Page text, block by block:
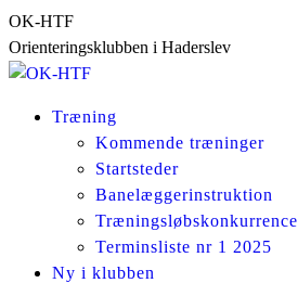
Skip
to
content
OK-HTF
Orienteringsklubben i Haderslev
Træning
Kommende træninger
Startsteder
Banelæggerinstruktion
Træningsløbskonkurrence
Terminsliste nr 1 2025
Ny i klubben